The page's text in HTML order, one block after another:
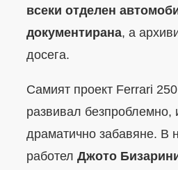
всеки отделен
документирана, а
досега.
Самият проект Ferrari
развивал безпроблемно,
драматично забавяне. В
работел Джото